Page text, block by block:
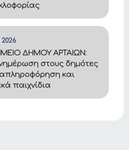
ΔΗΜΟΥ ΑΡΤΑΙΩΝ:
στους δημότες
και
παιχνίδια